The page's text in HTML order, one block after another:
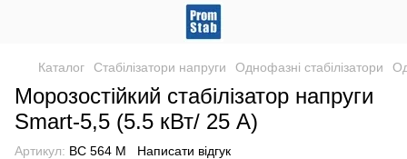
Каталог Стабілізатори напруги Однофазні стабілізатори
Морозостійкий стабілізатор напруги
Smart-5,5 (5.5 кВт/ 25 А)
Артикул: ВС 564 М Написати відгук